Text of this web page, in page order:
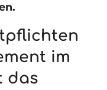
im
das